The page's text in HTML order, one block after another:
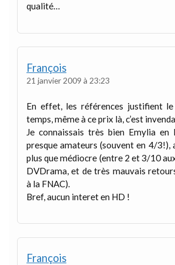
qualité…
François
21 janvier 2009 à 23:23
En effet, les références justifient
temps, même à ce prix là, c’est
Je connaissais très bien Emylia en
presque amateurs (souvent en 4/3!),
plus que médiocre (entre 2 et 3/10
DVDrama, et de très mauvais
à la FNAC).
Bref, aucun interet en HD !
François